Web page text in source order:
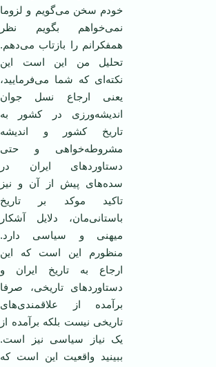
خودم سخن می‌گویم و لزوما
نمی‌خواهم بگویم نظر
همفکرانم را بازتاب می‌دهم.
تحلیل من این است این
نکته‌ای که شما می‌فرمایید،
یعنی ارجاع نسل جوان
اندیشه‌ورزی در کشور به
تاریخ کشور و اندیشه
مشروطه‌خواهی و حتی
دستاوردهای ایران در
سده‌های پیش از آن و نیز
تاکید موکد بر تاریخ
باستانی‌مان، دلایل آشکار
میهنی و سیاسی دارد.
منظورم این است که این
ارجاع به تاریخ ایران و
دستاوردهای تاریخی، صرفا
برآمده از علاقمندی‌های
تاریخی نیست بلکه برآمده از
یک نیاز سیاسی نیز است.
ببینید واقعیت این است که